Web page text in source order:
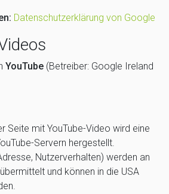
Datenschutzerklärung von Google
YouTube (Betreiber: Google Ireland
Seite mit YouTube-Video wird eine
Servern hergestellt.
Nutzerverhalten) werden an
und können in die USA